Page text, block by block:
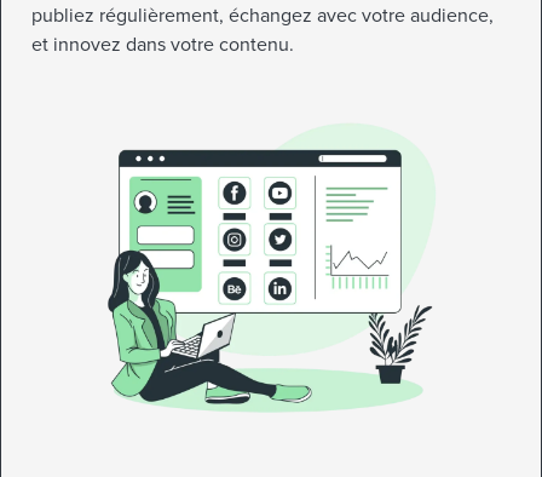
publiez régulièrement, échangez avec votre audience,
et innovez dans votre contenu.